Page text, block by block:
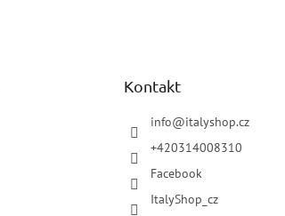
Kontakt
info@italyshop.cz
+420314008310
Facebook
ItalyShop_cz